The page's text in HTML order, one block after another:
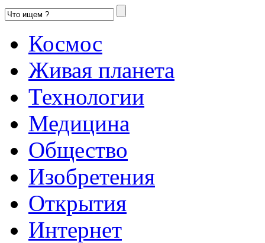
Космос
Живая планета
Технологии
Медицина
Общество
Изобретения
Открытия
Интернет